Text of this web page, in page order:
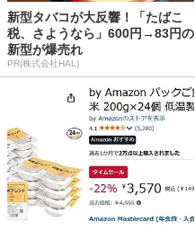
新型タバコが大反響！「たばこ
税、さようなら」600円→83円の
新型が爆売れ
PR(株式会社HAL)